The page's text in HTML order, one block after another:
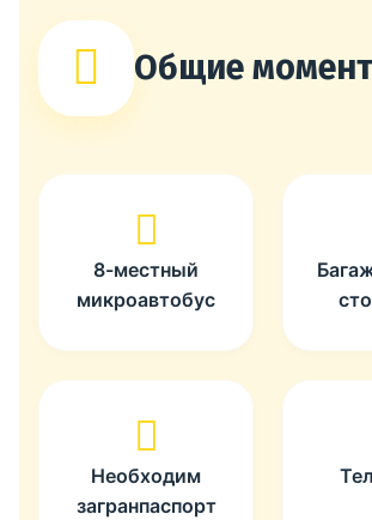
Общие
8-местный
микроавтобус
Необходим
загранпаспорт